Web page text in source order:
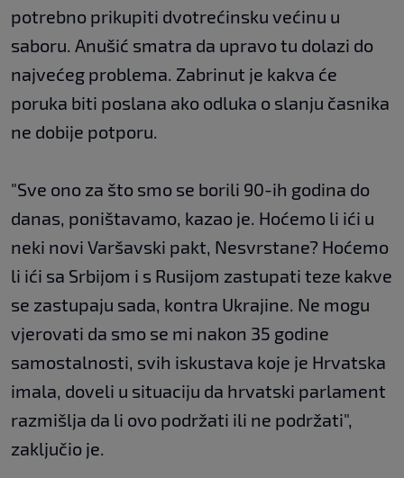
potrebno prikupiti dvotrećinsku većinu u
saboru. Anušić smatra da upravo tu dolazi do
najvećeg problema. Zabrinut je kakva će
poruka biti poslana ako odluka o slanju časnika
ne dobije potporu.
"Sve ono za što smo se borili 90-ih godina do
danas, poništavamo, kazao je. Hoćemo li ići u
neki novi Varšavski pakt, Nesvrstane? Hoćemo
li ići sa Srbijom i s Rusijom zastupati teze kakve
se zastupaju sada, kontra Ukrajine. Ne mogu
vjerovati da smo se mi nakon 35 godine
samostalnosti, svih iskustava koje je Hrvatska
imala, doveli u situaciju da hrvatski parlament
razmišlja da li ovo podržati ili ne podržati",
zaključio je.